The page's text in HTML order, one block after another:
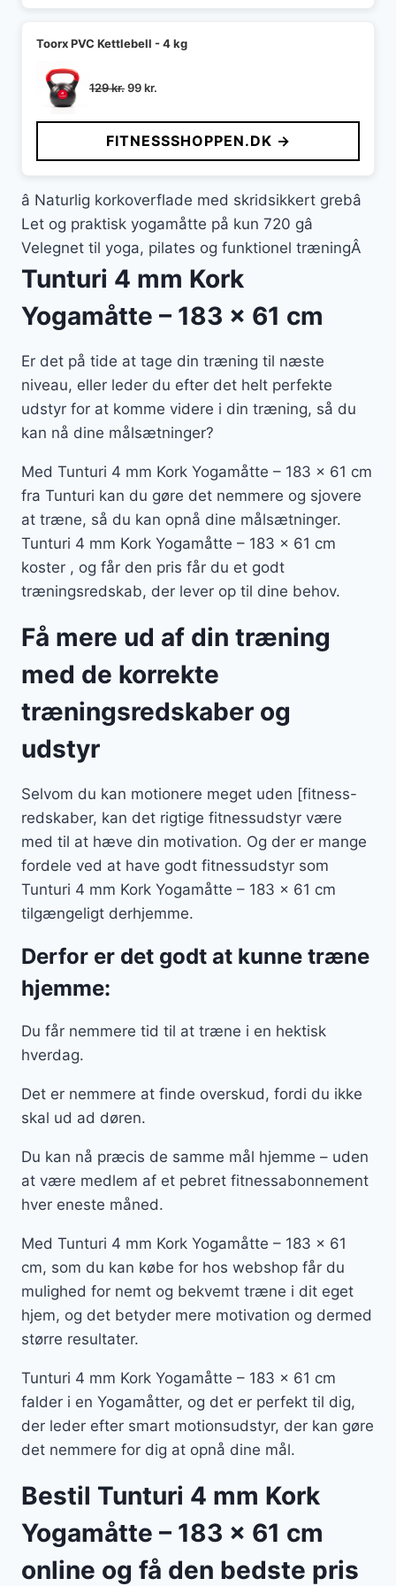
Toorx PVC Kettlebell - 4 kg
129kr.Den
pris
var:
129 kr..
99kr.
pris
er:
99 kr..
FITNESSSHOPPEN.DK →
â Naturlig korkoverflade med skridsikkert grebâ
Let og praktisk yogamåtte på kun 720 gâ
Velegnet til yoga, pilates og funktionel træningÂ
Tunturi 4 mm Kork
Yogamåtte – 183 x 61 cm
Er det på tide at tage din træning til næste
niveau, eller leder du efter det helt perfekte
udstyr for at komme videre i din træning, så du
kan nå dine målsætninger?
Med Tunturi 4 mm Kork Yogamåtte – 183 x 61 cm
fra Tunturi kan du gøre det nemmere og sjovere
at træne, så du kan opnå dine målsætninger.
Tunturi 4 mm Kork Yogamåtte – 183 x 61 cm
koster , og får den pris får du et godt
træningsredskab, der lever op til dine behov.
Få mere ud af din træning
med de korrekte
træningsredskaber og
udstyr
Selvom du kan motionere meget uden [fitness-
redskaber, kan det rigtige fitnessudstyr være
med til at hæve din motivation. Og der er mange
fordele ved at have godt fitnessudstyr som
Tunturi 4 mm Kork Yogamåtte – 183 x 61 cm
tilgængeligt derhjemme.
Derfor er det godt at kunne træne
hjemme:
Du får nemmere tid til at træne i en hektisk
hverdag.
Det er nemmere at finde overskud, fordi du ikke
skal ud ad døren.
Du kan nå præcis de samme mål hjemme – uden
at være medlem af et pebret fitnessabonnement
hver eneste måned.
Med Tunturi 4 mm Kork Yogamåtte – 183 x 61
cm, som du kan købe for hos webshop får du
mulighed for nemt og bekvemt træne i dit eget
hjem, og det betyder mere motivation og dermed
større resultater.
Tunturi 4 mm Kork Yogamåtte – 183 x 61 cm
falder i en Yogamåtter, og det er perfekt til dig,
der leder efter smart motionsudstyr, der kan gøre
det nemmere for dig at opnå dine mål.
Bestil Tunturi 4 mm Kork
Yogamåtte – 183 x 61 cm
online og få den bedste pris